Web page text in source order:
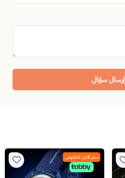
إرسال سؤال
سعر قابل للتفاوض